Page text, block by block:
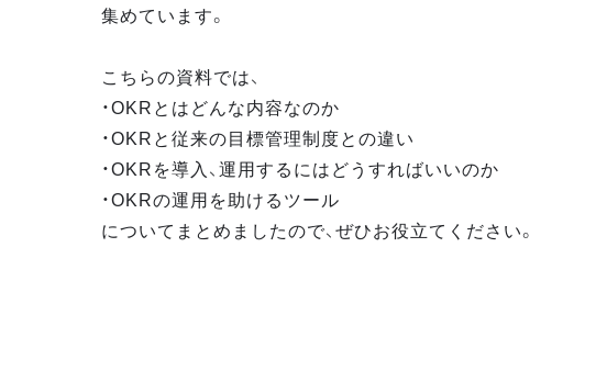
集めています。
こちらの資料では、
・OKRとはどんな内容なのか
・OKRと従来の目標管理制度との違い
・OKRを導入、運用するにはどうすればいいのか
・OKRの運用を助けるツール
についてまとめましたので、ぜひお役立てください。